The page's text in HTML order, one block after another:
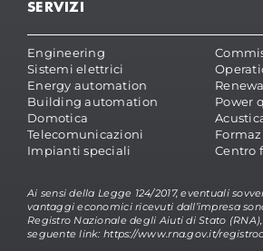
SERVIZI
Engineering
Sistemi elettrici
Energy automation
Building automation
Domotica
Telecomunicazioni
Impianti speciali
Power
Centro
Ai sensi della Legge 124/2017, eventuali
vantaggi economici ricevuti dall’impresa
Registro Nazionale degli Aiuti di Stato
seguente link:https://www.rna.gov.it/